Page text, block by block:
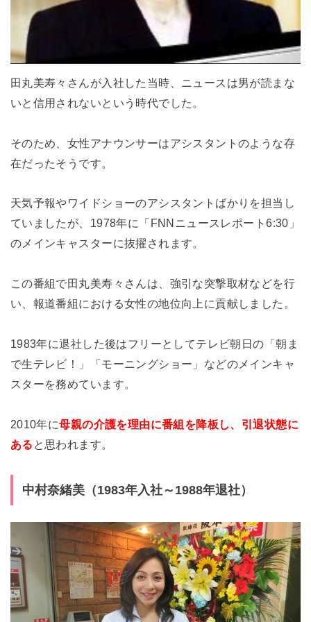
田丸美寿々さんが入社した当時、ニュースは男が読まな
いと信用されないという時代でした。
そのため、女性アナウンサーはアシスタントのような存
在だったそうです。
天気予報やワイドショーのアシスタントばかりを担当し
ていましたが、1978年に「FNNニュースレポート6:30」
のメインキャスターに抜擢されます。
この番組で田丸美寿々さんは、強引な突撃取材などを行
い、報道番組における女性の地位向上に貢献しました。
1983年に退社した後はフリーとしてテレビ朝日の「朝ま
で生テレビ！」「モーニングショー」などのメインキャ
スターを務めています。
2010年に母親の介護を理由に番組を降板し、引退状態に
ある と思われます。
中村奈緒美（1983年入社～1988年退社）